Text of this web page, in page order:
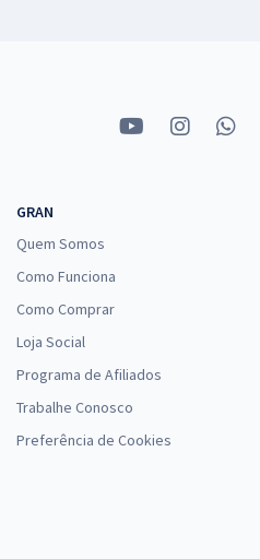
GRAN
Quem Somos
Como Funciona
Como Comprar
Loja Social
Programa de Afiliados
Trabalhe Conosco
Preferência de Cookies